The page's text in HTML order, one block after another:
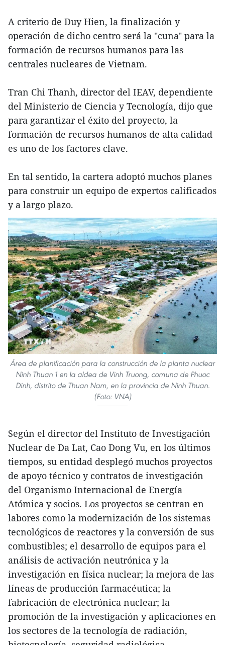
A criterio de Duy Hien, la finalización y
operación de dicho centro será la "cuna" para la
formación de recursos humanos para las
centrales nucleares de Vietnam.
Tran Chi Thanh, director del IEAV, dependiente
del Ministerio de Ciencia y Tecnología, dijo que
para garantizar el éxito del proyecto, la
formación de recursos humanos de alta calidad
es uno de los factores clave.
En tal sentido, la cartera adoptó muchos planes
para construir un equipo de expertos calificados
y a largo plazo.
Área de planificación para la construcción de la planta nuclear
Ninh Thuan 1 en la aldea de Vinh Truong, comuna de Phuoc
Dinh, distrito de Thuan Nam, en la provincia de Ninh Thuan.
(Foto: VNA)
Según el director del Instituto de Investigación
Nuclear de Da Lat, Cao Dong Vu, en los últimos
tiempos, su entidad desplegó muchos proyectos
de apoyo técnico y contratos de investigación
del Organismo Internacional de Energía
Atómica y socios. Los proyectos se centran en
labores como la modernización de los sistemas
tecnológicos de reactores y la conversión de sus
combustibles; el desarrollo de equipos para el
análisis de activación neutrónica y la
investigación en física nuclear; la mejora de las
líneas de producción farmacéutica; la
fabricación de electrónica nuclear; la
promoción de la investigación y aplicaciones en
los sectores de la tecnología de radiación,